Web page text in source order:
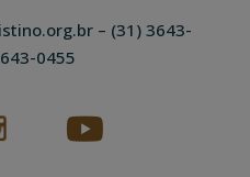
– (31) 3643-
0455